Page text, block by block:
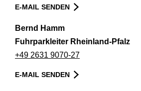
E-MAIL SENDEN
Bernd Hamm
Fuhrparkleiter Rheinland-Pfalz
+49 2631 9070-27
E-MAIL SENDEN